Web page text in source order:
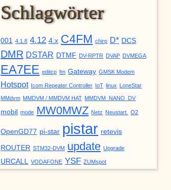
Schlagwörter
001 4.1.8 4.12 4.x C4FM chirp D* DCS
DMR DSTAR DTMF DV-RPTR DVAP DVMEGA
EA7EE editcp fm Gateway GMSK Modem
Hotspot Icom Repeater Controller IoT linux LoneStar
MMdvm MMDVM / MMDVM HAT MMDVM_NANO_DV
mobil mode MW0MWZ Netz Neustart. O2
OpenGD77 pi-star pistar retevis
ROUTER STM32-DVM update Upgrade
URCALL VODAFONE YSF ZUMspot